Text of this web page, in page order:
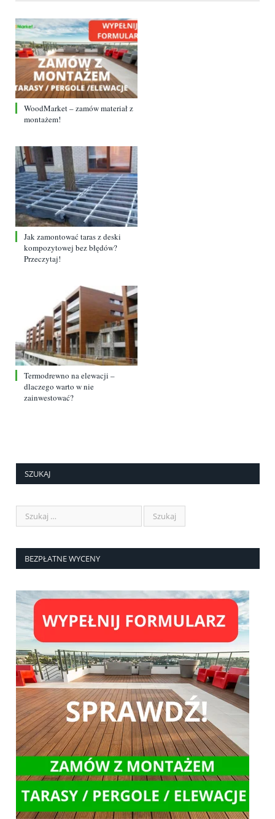
WoodMarket – zamów materiał z
montażem!
Jak zamontować taras z deski
kompozytowej bez błędów?
Przeczytaj!
Termodrewno na elewacji –
dlaczego warto w nie
zainwestować?
SZUKAJ
BEZPŁATNE WYCENY